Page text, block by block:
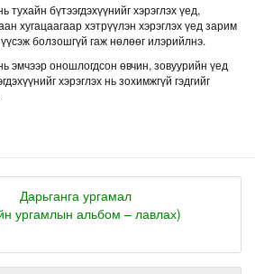
тухайн бүтээгдэхүүнийг хэрэглэх үед,
хугацаагаар хэтрүүлэн хэрэглэх үед зарим
болзошгүй гаж нөлөөг илэрийлнэ.
эмчээр оношлогдсон өвчин, зовуурийн үед
хэрэглэх нь зохимжгүй гэдгийг
Дарьганга ургамал
ургамлын альбом – лавлах)